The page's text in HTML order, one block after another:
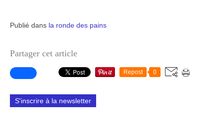
Publié dans la ronde des pains
Partager cet article
Repost 0
S'inscrire à la newsletter